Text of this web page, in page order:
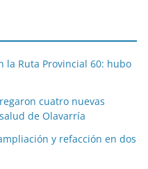
la Ruta Provincial 60: hubo
cuatro nuevas
de Olavarría
y refacción en dos